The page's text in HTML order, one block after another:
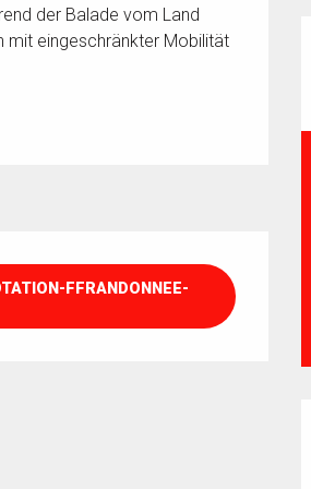
der Balade vom Land
mit eingeschränkter Mobilität
FFRANDONNEE-